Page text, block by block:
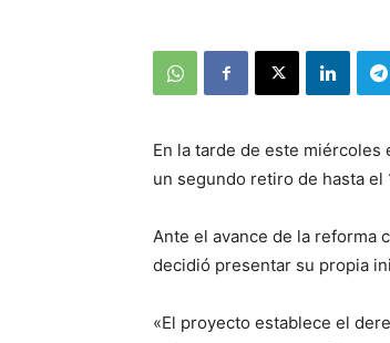
En la tarde de este
un segundo retiro de hasta el
Ante el avance de la reforma
decidió presentar su propia
«El proyecto establece el